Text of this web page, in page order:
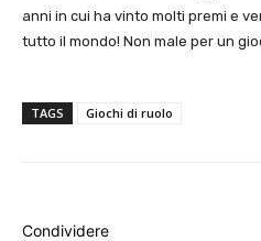
anni in cui ha vinto molti premi e
tutto il mondo! Non male per un
TAGS Giochi di ruolo
Condividere